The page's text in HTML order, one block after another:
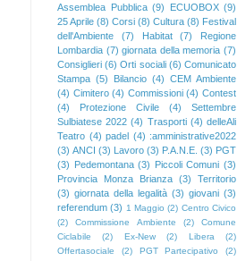
Assemblea Pubblica (9) ECUOBOX (9)
25 Aprile (8) Corsi (8) Cultura (8) Festival
dell'Ambiente
(7) Habitat (7)
Regione
Lombardia (7) giornata della memoria (7)
Consiglieri (6) Orti sociali (6) Comunicato
Stampa (5) Bilancio (4) CEM Ambiente
(4) Cimitero (4) Commissioni (4) Contest
(4)
Protezione Civile (4)
Settembre
Sulbiatese 2022 (4) Trasporti (4) delleAli
Teatro (4) padel (4) :amministrative2022
(3) ANCI (3) Lavoro (3) P.A.N.E. (3) PGT
(3) Pedemontana (3) Piccoli Comuni (3)
Provincia Monza Brianza (3)
Territorio
(3) giornata della legalità (3) giovani (3)
referendum (3) 1 Maggio (2) Centro Civico
(2)
Commissione Ambiente (2)
Comune
Ciclabile
(2) Ex-New (2) Libera
(2)
Offertasociale
(2) PGT Partecipativo
(2)